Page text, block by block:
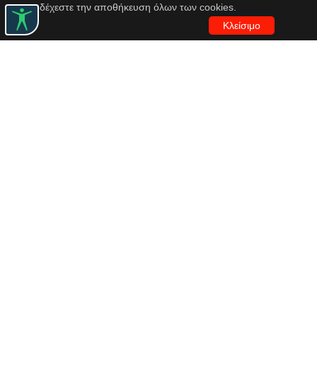
αποδέχεστε την αποθήκευση όλων των cookies.
Κλείσιμο